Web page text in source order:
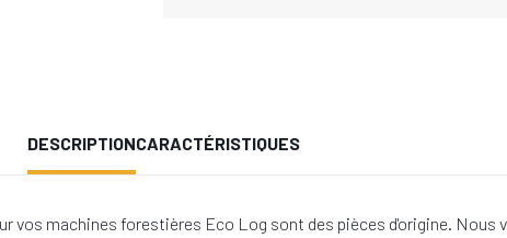
DESCRIPTIONCARACTÉRISTIQUES
vos machines forestières Eco Log sont des pièces d'origine.